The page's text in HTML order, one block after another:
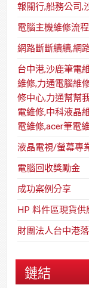
報關行,船務公司,
電腦主機維修流程
網路斷斷續續,網
台中港,沙鹿筆電
維修,力通電腦維
修中心,力通幫幫
電維修,中科液晶
電維修,acer筆電
液晶電視/螢幕專
電腦回收獎勵金
成功案例分享
HP 料件區現貨供
財團法人台中港
鏈結